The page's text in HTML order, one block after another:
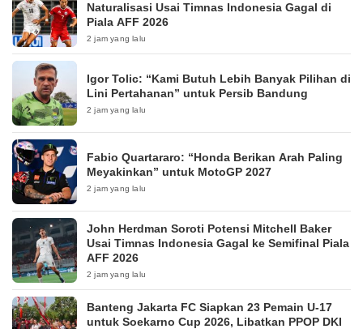
Naturalisasi Usai Timnas Indonesia Gagal di
Piala AFF 2026
2 jam yang lalu
Igor Tolic: “Kami Butuh Lebih Banyak Pilihan di
Lini Pertahanan” untuk Persib Bandung
2 jam yang lalu
Fabio Quartararo: “Honda Berikan Arah Paling
Meyakinkan” untuk MotoGP 2027
2 jam yang lalu
John Herdman Soroti Potensi Mitchell Baker
Usai Timnas Indonesia Gagal ke Semifinal Piala
AFF 2026
2 jam yang lalu
Banteng Jakarta FC Siapkan 23 Pemain U-17
untuk Soekarno Cup 2026, Libatkan PPOP DKI